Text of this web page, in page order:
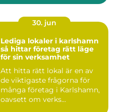
30. jun
Lediga lokaler i karlshamn
så hittar företag rätt läge
för sin verksamhet
Att hitta rätt lokal är en av
de viktigaste frågorna för
många företag i Karlshamn,
oavsett om verks...